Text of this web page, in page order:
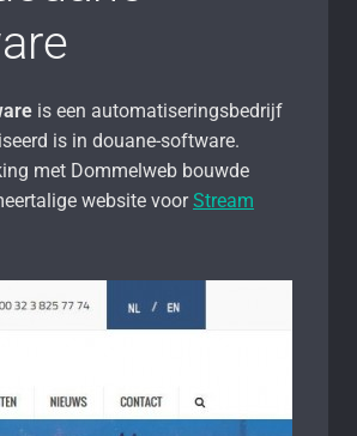
is een automatiseringsbedrijf
is in douane-software.
met Dommelweb bouwde
website voorStream